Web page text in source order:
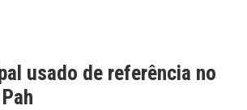
usado de referência no